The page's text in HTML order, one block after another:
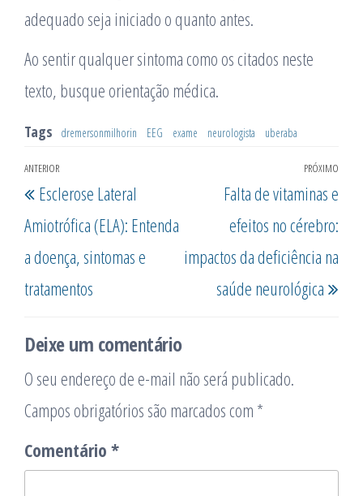
adequado seja iniciado o quanto antes.
Ao sentir qualquer sintoma como os citados neste
texto, busque orientação médica.
Tags dremersonmilhorin EEG exame neurologista uberaba
Navegação
de
Post
Post
anterior
ANTERIOR
Esclerose Lateral
Amiotrófica (ELA): Entenda
a doença, sintomas e
tratamentos
PRÓXIMO
Falta de vitaminas e
efeitos no cérebro:
impactos da deficiência na
saúde neurológica
Deixe um comentário
O seu endereço de e-mail não será publicado.
Campos obrigatórios são marcados com *
Comentário *